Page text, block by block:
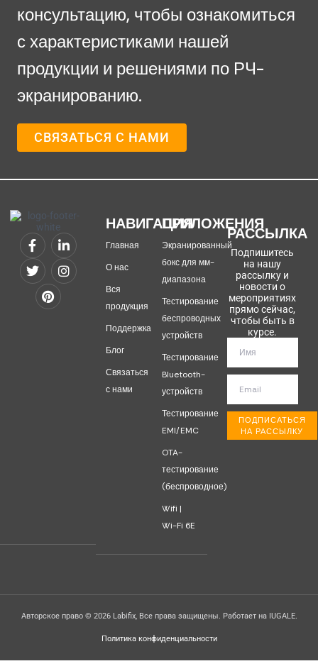
консультацию, чтобы ознакомиться
с характеристиками нашей
продукции и решениями по РЧ-
экранированию.
СВЯЗАТЬСЯ С НАМИ
НАВИГАЦИЯ
Главная
О нас
Вся
продукция
Поддержка
Блог
Связаться
с нами
ПРИЛОЖЕНИЯ
Экранированный
бокс для мм-
диапазона
Тестирование
беспроводных
устройств
Тестирование
Bluetooth-
устройств
Тестирование
EMI/EMC
OTA-
тестирование
(беспроводное)
Wifi |
Wi-Fi 6E
РАССЫЛКА
Подпишитесь
на нашу
рассылку и
новости о
мероприятиях
прямо сейчас,
чтобы быть в
курсе.
ПОДПИСАТЬСЯ
НА РАССЫЛКУ
Авторское право © 2026 Labifix, Все права защищены. Работает на IUGALE.
Политика конфиденциальности